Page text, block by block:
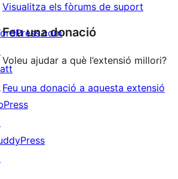
Visualitza els fòrums de suport
Feu una donació
Voleu ajudar a què l’extensió millori?
Feu una donació a aquesta extensió